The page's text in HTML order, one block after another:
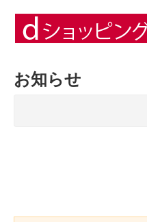
お知らせ